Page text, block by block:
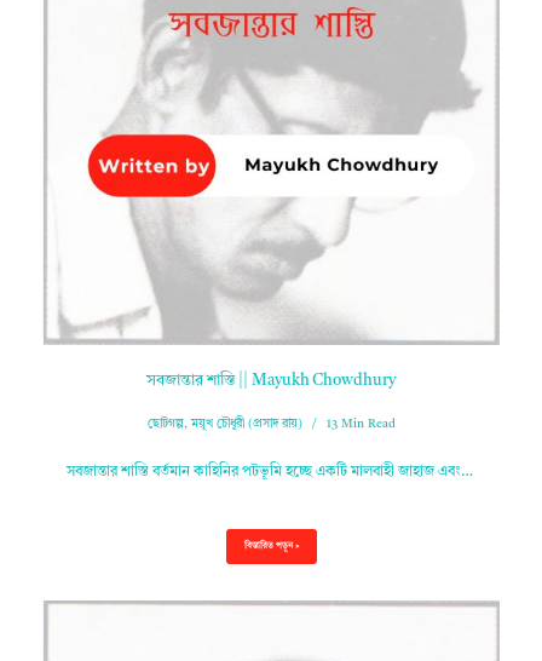
সবজান্তার শাস্তি || Mayukh Chowdhury
ছোটগল্প,ময়ূখ চৌধুরী (প্রসাদ রায়) 13 Min Read
সবজান্তার শাস্তি বর্তমান কাহিনির পটভূমি হচ্ছে একটি মালবাহী জাহাজ এবং…
বিস্তারিত পড়ুন »